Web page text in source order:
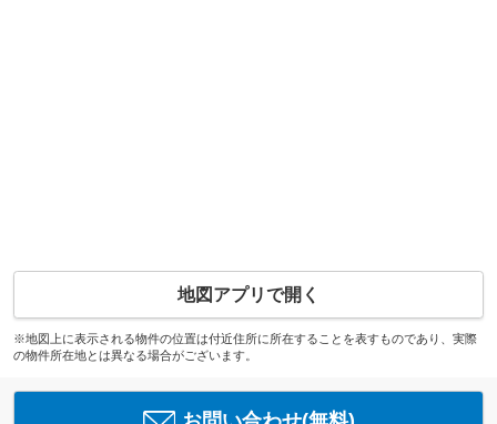
地図アプリで開く
※地図上に表示される物件の位置は付近住所に所在することを表すものであり、実際
の物件所在地とは異なる場合がございます。